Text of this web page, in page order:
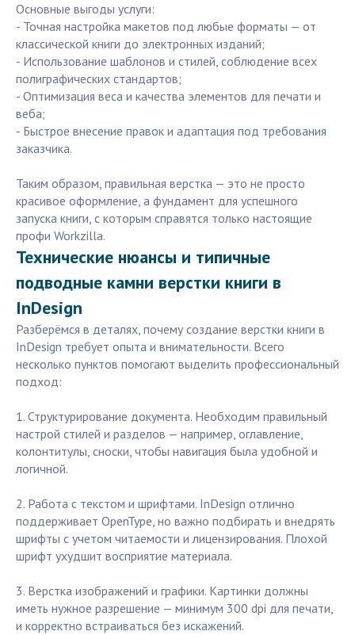
Основные выгоды услуги:
- Точная настройка макетов под любые форматы — от
классической книги до электронных изданий;
- Использование шаблонов и стилей, соблюдение всех
полиграфических стандартов;
- Оптимизация веса и качества элементов для печати и
веба;
- Быстрое внесение правок и адаптация под требования
заказчика.
Таким образом, правильная верстка — это не просто
красивое оформление, а фундамент для успешного
запуска книги, с которым справятся только настоящие
профи Workzilla.
Технические нюансы и типичные
подводные камни верстки книги в
InDesign
Разберёмся в деталях, почему создание верстки книги в
InDesign требует опыта и внимательности. Всего
несколько пунктов помогают выделить профессиональный
подход:
1. Структурирование документа. Необходим правильный
настрой стилей и разделов — например, оглавление,
колонтитулы, сноски, чтобы навигация была удобной и
логичной.
2. Работа с текстом и шрифтами. InDesign отлично
поддерживает OpenType, но важно подбирать и внедрять
шрифты с учетом читаемости и лицензирования. Плохой
шрифт ухудшит восприятие материала.
3. Верстка изображений и графики. Картинки должны
иметь нужное разрешение — минимум 300 dpi для печати,
и корректно встраиваться без искажений.